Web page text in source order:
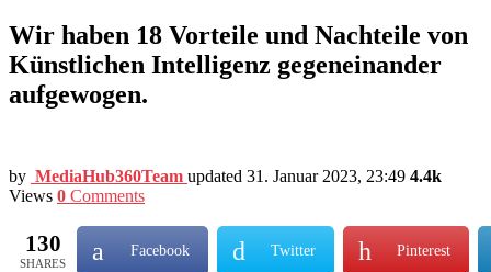
Wir haben 18 Vorteile und Nachteile von
Künstlichen Intelligenz gegeneinander
aufgewogen.
by MediaHub360Team updated 31. Januar 2023, 23:49 4.4k
Views 0 Comments
130
SHARES
Facebook Twitter Pinterest